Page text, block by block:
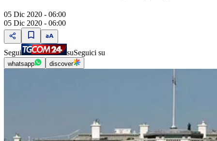
05 Dic 2020 - 06:00
05 Dic 2020 - 06:00
Segui suSeguici su
whatsapp discover